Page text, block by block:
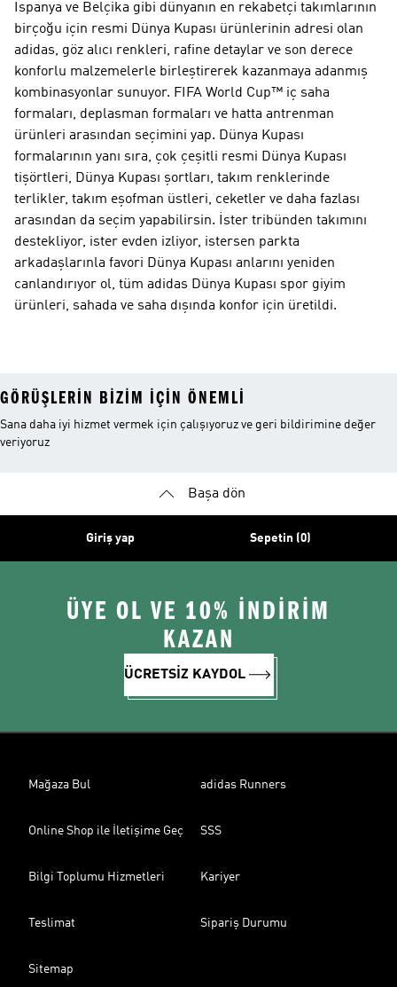
İspanya ve Belçika gibi dünyanın en rekabetçi takımlarının
birçoğu için resmi Dünya Kupası ürünlerinin adresi olan
adidas, göz alıcı renkleri, rafine detaylar ve son derece
konforlu malzemelerle birleştirerek kazanmaya adanmış
kombinasyonlar sunuyor. FIFA World Cup™ iç saha
formaları, deplasman formaları ve hatta antrenman
ürünleri arasından seçimini yap. Dünya Kupası
formalarının yanı sıra, çok çeşitli resmi Dünya Kupası
tişörtleri, Dünya Kupası şortları, takım renklerinde
terlikler, takım eşofman üstleri, ceketler ve daha fazlası
arasından da seçim yapabilirsin. İster tribünden takımını
destekliyor, ister evden izliyor, istersen parkta
arkadaşlarınla favori Dünya Kupası anlarını yeniden
canlandırıyor ol, tüm adidas Dünya Kupası spor giyim
ürünleri, sahada ve saha dışında konfor için üretildi.
GÖRÜŞLERIN BIZIM IÇIN ÖNEMLI
Sana daha iyi hizmet vermek için çalışıyoruz ve geri bildirimine değer
veriyoruz
Başa dön
Giriş yap Sepetin (0)
ÜYE OL VE 10% İNDİRİM
KAZAN
ÜCRETSİZ KAYDOL
Mağaza Bul adidas Runners
Online Shop ile İletişime Geç SSS
Bilgi Toplumu Hizmetleri Kariyer
Teslimat Sipariş Durumu
Sitemap